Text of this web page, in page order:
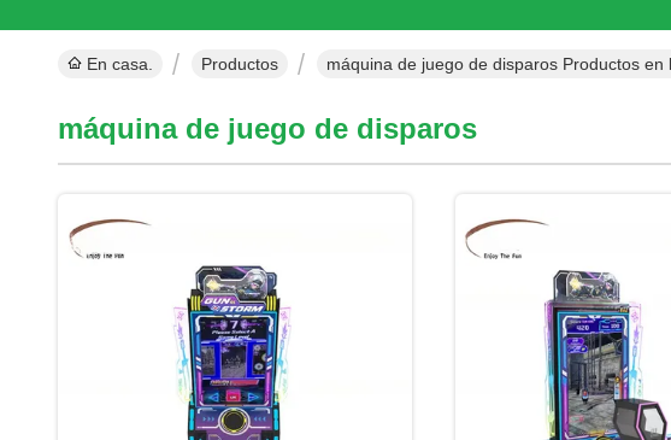
En casa. Productos máquina de juego de disparos Productos en
máquina de juego de disparos